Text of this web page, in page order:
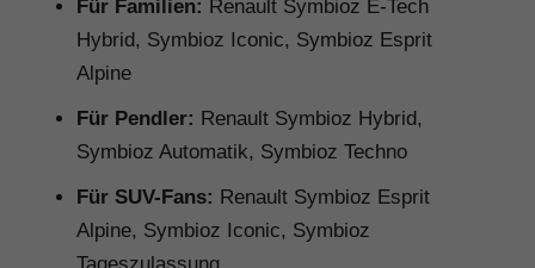
Für Familien: Renault Symbioz E-Tech
Hybrid, Symbioz Iconic, Symbioz Esprit
Alpine
Für Pendler: Renault Symbioz Hybrid,
Symbioz Automatik, Symbioz Techno
Für SUV-Fans: Renault Symbioz Esprit
Alpine, Symbioz Iconic, Symbioz